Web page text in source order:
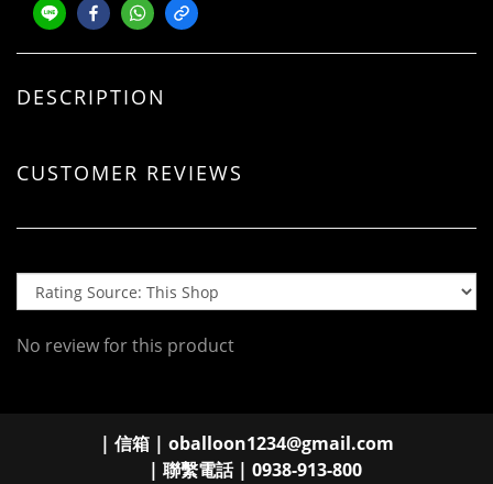
DESCRIPTION
CUSTOMER REVIEWS
No review for this product
| 信箱 | oballoon1234@gmail.com
| 聯繫電話 | 0938-913-800